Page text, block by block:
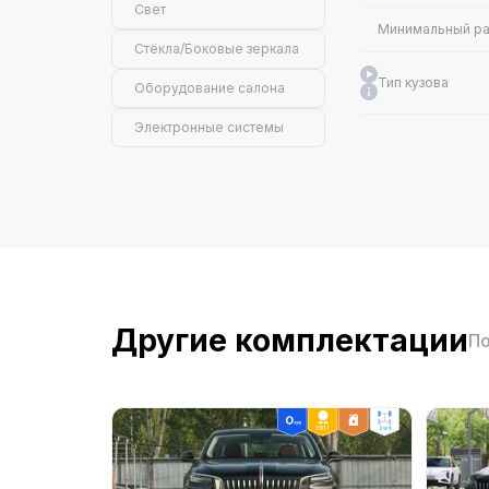
Свет
Стёкла/Боковые зеркала
Оборудование салона
Электронные системы
Минимальный
Тип кузова
Макс. мощность
Другие комплектации
ТОП 1 2wd